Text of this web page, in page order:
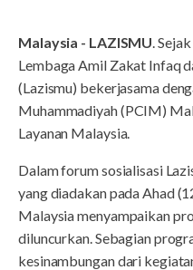
Malaysia - LAZISMU .
Lembaga Amil Zakat Infaq
(Lazismu) bekerjasama
Muhammadiyah (PCIM)
Layanan Malaysia.
Dalam forum sosialisasi
yang diadakan pada Ahad
Malaysia menyampaikan
diluncurkan. Sebagian
kesinambungan dari